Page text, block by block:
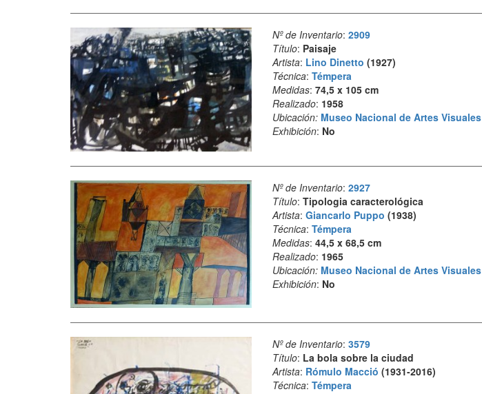
Nº de Inventario: 2909
Título: Paisaje
Artista: Lino Dinetto (1927)
Técnica: Témpera
Medidas: 74,5 x 105 cm
Realizado: 1958
Ubicación: Museo Nacional de Artes Visuales
Exhibición: No
Nº de Inventario: 2927
Título: Tipologia caracterológica
Artista: Giancarlo Puppo (1938)
Técnica: Témpera
Medidas: 44,5 x 68,5 cm
Realizado: 1965
Ubicación: Museo Nacional de Artes Visuales
Exhibición: No
Nº de Inventario: 3579
Título: La bola sobre la ciudad
Artista: Rómulo Macció (1931-2016)
Técnica: Témpera